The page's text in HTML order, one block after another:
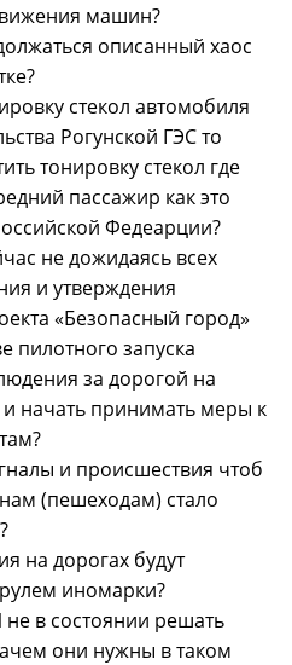
машин?
описанный хаос
стекол автомобиля
Рогунской ГЭС то
тонировку стекол где
пассажир как это
Федеарции?
не дожидаясь всех
и утверждения
«Безопасный город»
пилотного запуска
за дорогой на
начать принимать меры к
и происшествия чтоб
(пешеходам) стало
на дорогах будут
иномарки?
не в состоянии решать
они нужны в таком